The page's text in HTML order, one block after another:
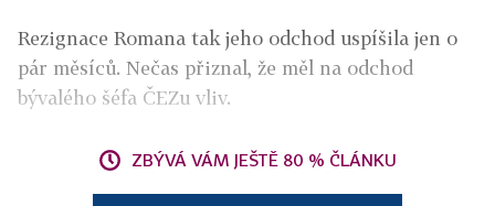
Rezignace Romana tak jeho odchod uspíšila jen o
pár měsíců. Nečas přiznal, že měl na odchod
bývalého šéfa ČEZu vliv.
ZBÝVÁ VÁM JEŠTĚ 80 % ČLÁNKU